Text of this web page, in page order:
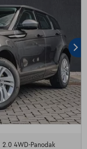
2.0 4WD-Panodak